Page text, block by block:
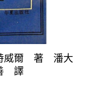
威爾 著 潘大
譯